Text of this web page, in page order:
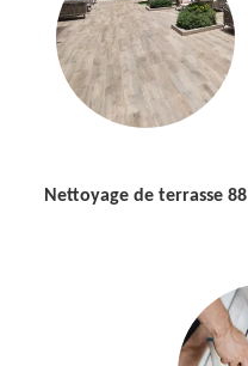
Nettoyage de terrasse 88